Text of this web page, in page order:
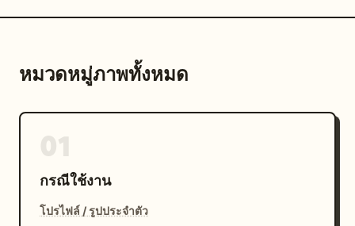
หมวดหมู่ภาพทั้งหมด
กรณีใช้งาน
โปรไฟล์ / รูปประจำตัว